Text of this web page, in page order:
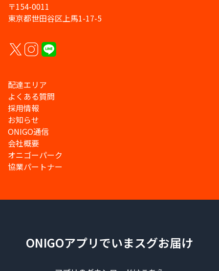
〒154-0011
東京都世田谷区上馬1-17-5
配達エリア
よくある質問
採用情報
お知らせ
ONIGO通信
会社概要
オニゴーパーク
協業パートナー
ONIGOアプリでいまスグお届け